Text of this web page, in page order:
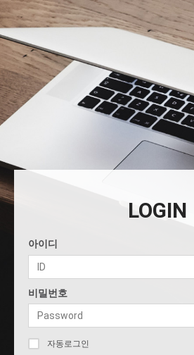
LOGIN
아이디
비밀번호
자동로그인